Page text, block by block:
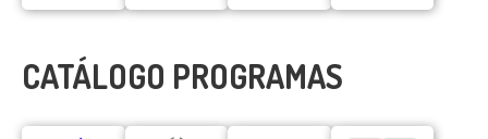
CATÁLOGO PROGRAMAS